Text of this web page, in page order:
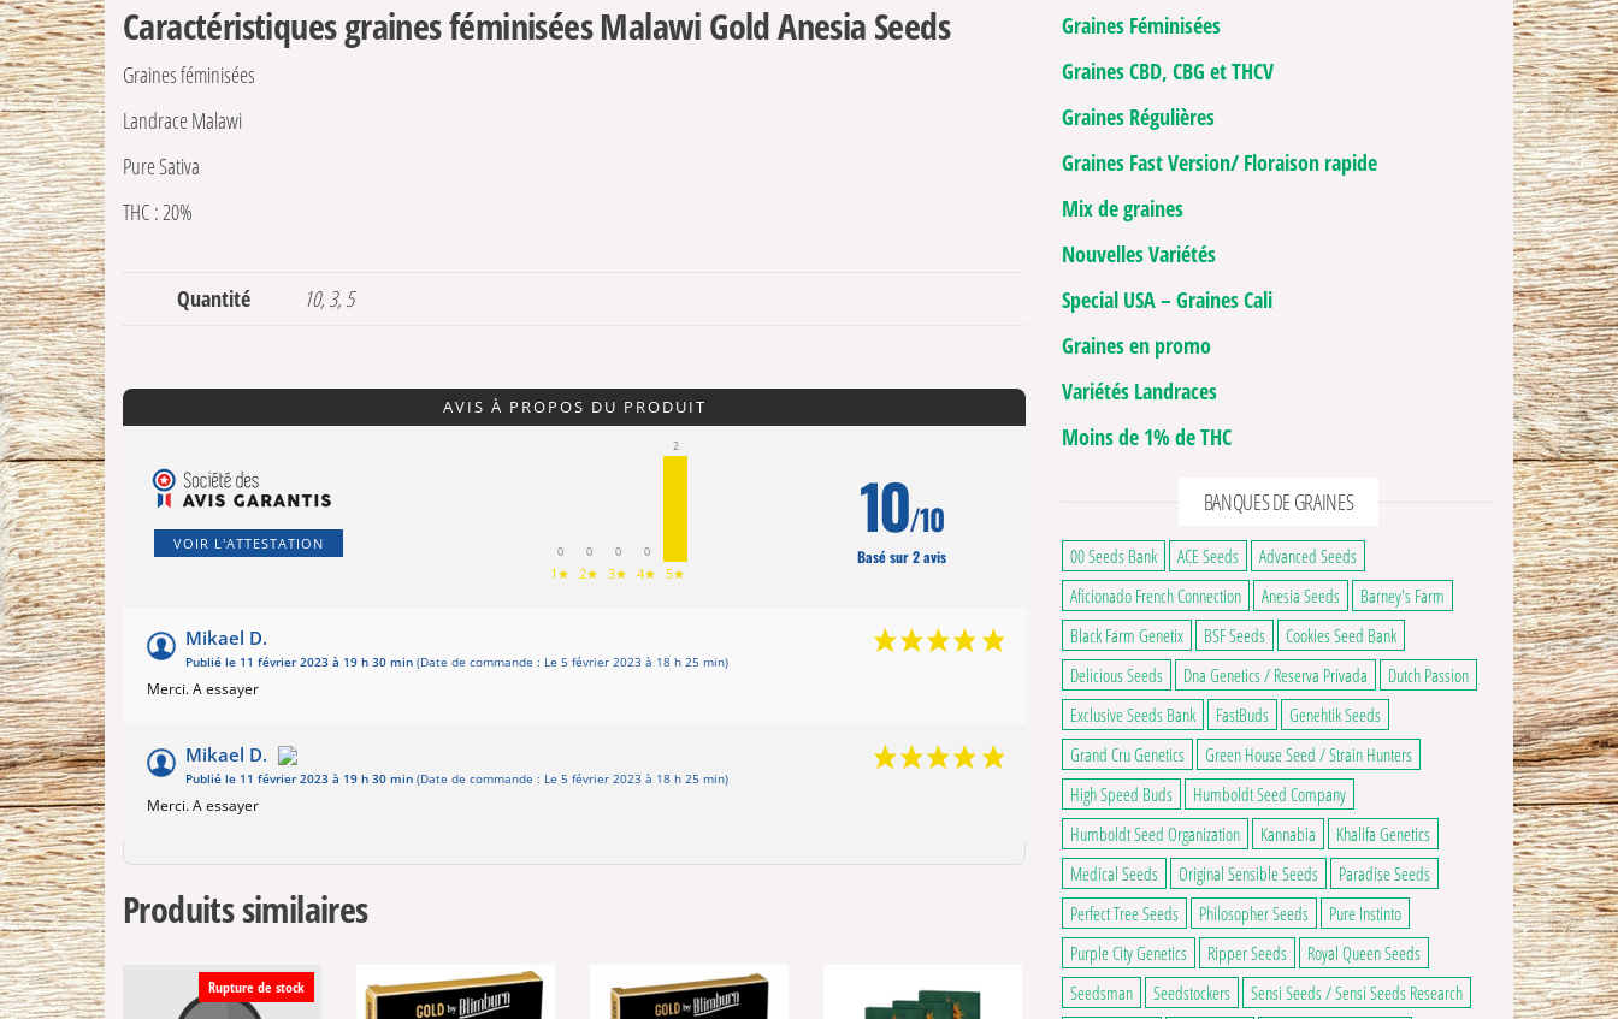
Caractéristiques graines féminisées Malawi Gold Anesia Seeds
Graines féminisées
Landrace Malawi
Pure Sativa
THC : 20%
Quantité 10, 3, 5
AVIS À PROPOS DU PRODUIT
VOIR L'ATTESTATION 0
1★
0
2★
0
3★
0
4★
2
5★
10/10
Basé sur 2 avis
Mikael D.
Publié le 11 février 2023 à 19 h 30 min (Date de commande : Le 5 février 2023 à 18 h 25 min)
Merci. A essayer
Mikael D.
Publié le 11 février 2023 à 19 h 30 min (Date de commande : Le 5 février 2023 à 18 h 25 min)
Merci. A essayer
Produits similaires
Rupture de stock
Graines Féminisées
Graines CBD, CBG et THCV
Graines Régulières
Graines Fast Version/ Floraison rapide
Mix de graines
Nouvelles Variétés
Special USA – Graines Cali
Graines en promo
Variétés Landraces
Moins de 1% de THC
BANQUES DE GRAINES
00 Seeds Bank ACE Seeds
Advanced Seeds
Aficionado French Connection
Anesia Seeds
Barney's Farm
Black Farm Genetix
BSF Seeds
Cookies Seed Bank
Delicious Seeds
Dna Genetics / Reserva Privada
Dutch Passion
Exclusive Seeds Bank
FastBuds
Genehtik Seeds
Grand Cru Genetics
Green House Seed / Strain Hunters
High Speed Buds
Humboldt Seed Company
Humboldt Seed Organization
Kannabia
Khalifa Genetics
Medical Seeds
Original Sensible Seeds
Paradise Seeds
Perfect Tree Seeds
Philosopher Seeds
Pure Instinto
Purple City Genetics
Ripper Seeds
Royal Queen Seeds
Seedsman
Seedstockers
Sensi Seeds / Sensi Seeds Research